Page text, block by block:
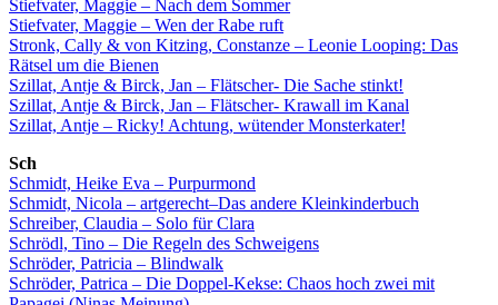
Stiefvater, Maggie – Nach dem Sommer
Stiefvater, Maggie – Wen der Rabe ruft
Stronk, Cally & von Kitzing, Constanze – Leonie Looping: Das
Rätsel um die Bienen
Szillat, Antje & Birck, Jan – Flätscher- Die Sache stinkt!
Szillat, Antje & Birck, Jan – Flätscher- Krawall im Kanal
Szillat, Antje – Ricky! Achtung, wütender Monsterkater!
Sch
Schmidt, Heike Eva – Purpurmond
Schmidt, Nicola – artgerecht–Das andere Kleinkinderbuch
Schreiber, Claudia – Solo für Clara
Schrödl, Tino – Die Regeln des Schweigens
Schröder, Patricia – Blindwalk
Schröder, Patrica – Die Doppel-Kekse: Chaos hoch zwei mit